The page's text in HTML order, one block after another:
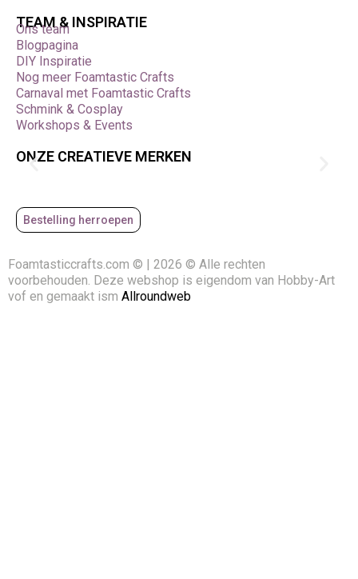
TEAM & INSPIRATIE
Ons team
Blogpagina
DIY Inspiratie
Nog meer Foamtastic Crafts
Carnaval met Foamtastic Crafts
Schmink & Cosplay
Workshops & Events
ONZE CREATIEVE MERKEN
Bestelling herroepen
Foamtasticcrafts.com © | 2026 © Alle rechten
voorbehouden. Deze webshop is eigendom van Hobby-Art
vof en gemaakt ism Allroundweb